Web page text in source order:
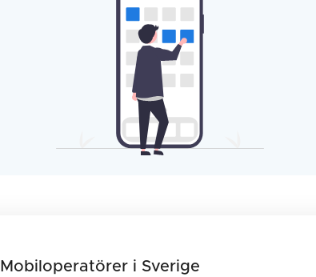
Mobiloperatörer i Sverige